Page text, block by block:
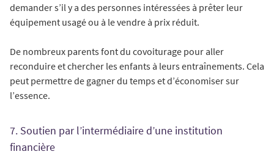
demander s’il y a des personnes intéressées à prêter leur
équipement usagé ou à le vendre à prix réduit.
De nombreux parents font du covoiturage pour aller
reconduire et chercher les enfants à leurs entraînements. Cela
peut permettre de gagner du temps et d’économiser sur
l’essence.
7. Soutien par l’intermédiaire d’une institution
financière